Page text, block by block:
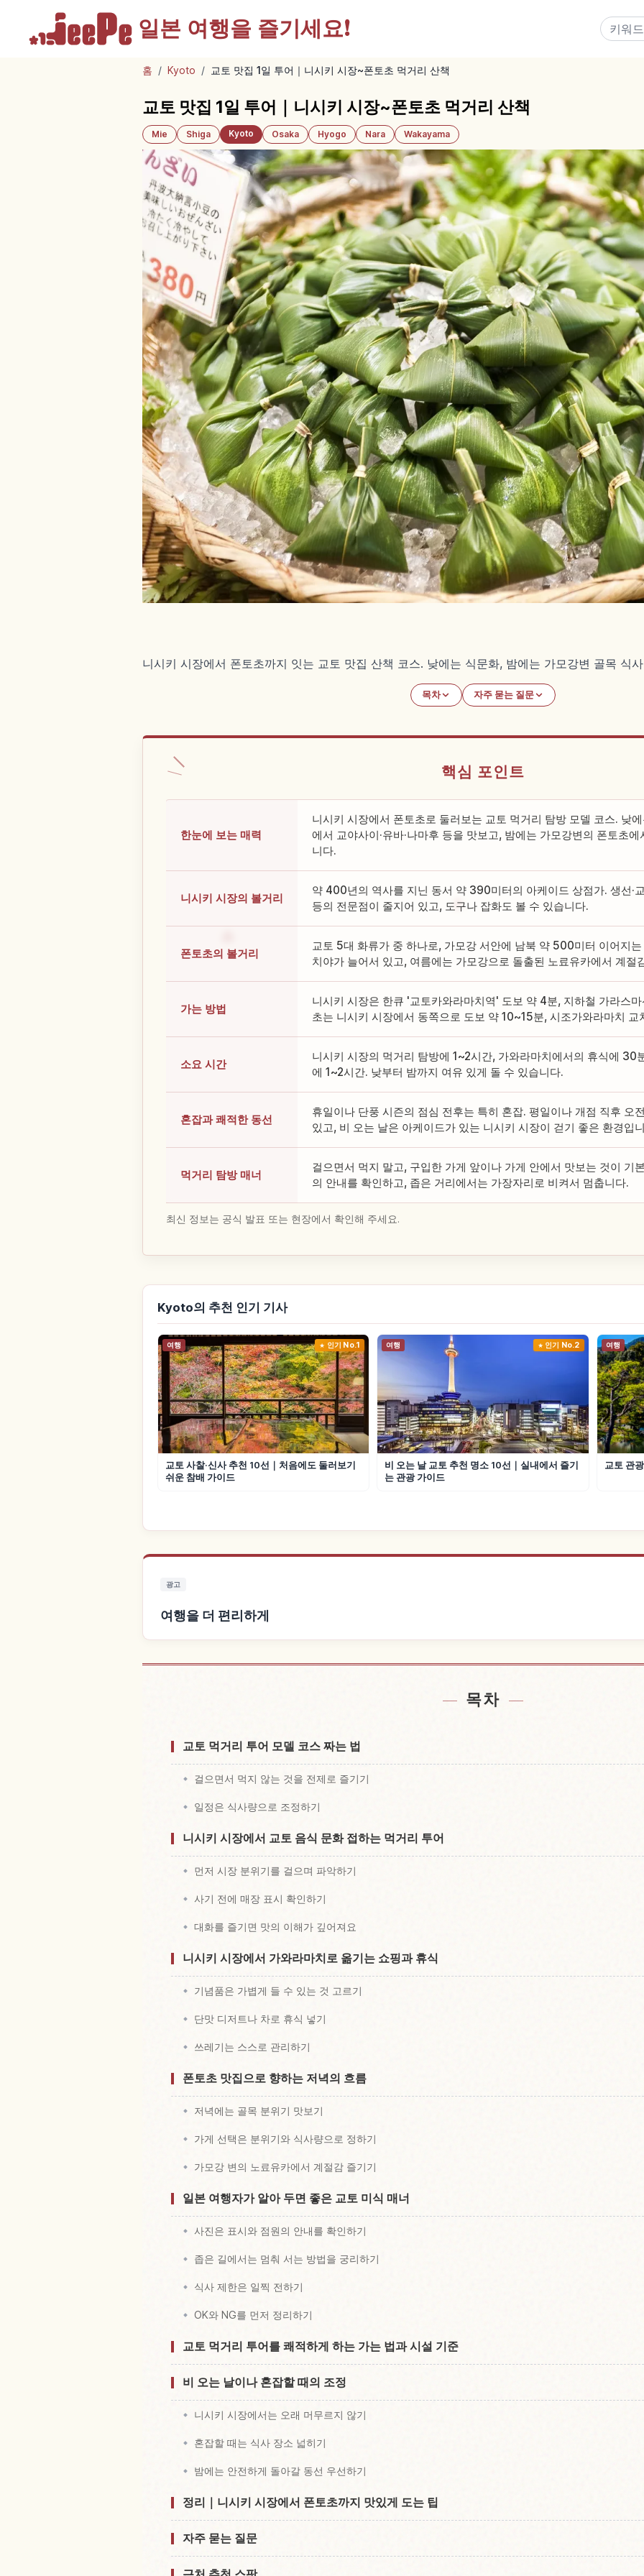
일본 여행을 즐기세요!
홈 / Kyoto / 교토 맛집 1일 투어｜니시키 시장~폰토초 먹거리 산책
교토 맛집 1일 투어｜니시키 시장~폰토초 먹거리 산책
Mie Shiga Kyoto Osaka Hyogo Nara Wakayama
니시키 시장에서 폰토초까지 잇는 교토 맛집 산책 코스. 낮에는 식문화, 밤에는 가모강변 골목 식
목차 자주 묻는 질문
핵심 포인트
한눈에 보는 매력
니시키 시장에서 폰토초로 둘러보는 교토 먹거리 탐방 모델 코스. 낮
에서 교야사이·유바·나마후 등을 맛보고, 밤에는 가모강변의 폰토초
니다.
니시키 시장의 볼거리
약 400년의 역사를 지닌 동서 약 390미터의 아케이드 상점가. 생선·교
등의 전문점이 줄지어 있고, 도구나 잡화도 볼 수 있습니다.
폰토초의 볼거리
교토 5대 화류가 중 하나로, 가모강 서안에 남북 약 500미터 이어지
치야가 늘어서 있고, 여름에는 가모강으로 돌출된 노료유카에서 계절
가는 방법
니시키 시장은 한큐 '교토카와라마치역' 도보 약 4분, 지하철 가라스
초는 니시키 시장에서 동쪽으로 도보 약 10~15분, 시조가와라마치 교
소요 시간
니시키 시장의 먹거리 탐방에 1~2시간, 가와라마치에서의 휴식에 30
에 1~2시간. 낮부터 밤까지 여유 있게 돌 수 있습니다.
혼잡과 쾌적한 동선
휴일이나 단풍 시즌의 점심 전후는 특히 혼잡. 평일이나 개점 직후 오
있고, 비 오는 날은 아케이드가 있는 니시키 시장이 걷기 좋은 환경입
먹거리 탐방 매너
걸으면서 먹지 말고, 구입한 가게 앞이나 가게 안에서 맛보는 것이 기
의 안내를 확인하고, 좁은 거리에서는 가장자리로 비켜서 멈춥니다.
최신 정보는 공식 발표 또는 현장에서 확인해 주세요.
Kyoto의 추천 인기 기사
여행 인기 No.1
교토 사찰·신사 추천 10선｜처음에도 둘러보기
쉬운 참배 가이드
여행 인기 No.2
비 오는 날 교토 추천 명소 10선｜실내에서 즐기
는 관광 가이드
여행
교토 관
광고
여행을 더 편리하게
목차
교토 먹거리 투어 모델 코스 짜는 법
걸으면서 먹지 않는 것을 전제로 즐기기
일정은 식사량으로 조정하기
니시키 시장에서 교토 음식 문화 접하는 먹거리 투어
먼저 시장 분위기를 걸으며 파악하기
사기 전에 매장 표시 확인하기
대화를 즐기면 맛의 이해가 깊어져요
니시키 시장에서 가와라마치로 옮기는 쇼핑과 휴식
기념품은 가볍게 들 수 있는 것 고르기
단맛 디저트나 차로 휴식 넣기
쓰레기는 스스로 관리하기
폰토초 맛집으로 향하는 저녁의 흐름
저녁에는 골목 분위기 맛보기
가게 선택은 분위기와 식사량으로 정하기
가모강 변의 노료유카에서 계절감 즐기기
일본 여행자가 알아 두면 좋은 교토 미식 매너
사진은 표시와 점원의 안내를 확인하기
좁은 길에서는 멈춰 서는 방법을 궁리하기
식사 제한은 일찍 전하기
OK와 NG를 먼저 정리하기
교토 먹거리 투어를 쾌적하게 하는 가는 법과 시설 기준
비 오는 날이나 혼잡할 때의 조정
니시키 시장에서는 오래 머무르지 않기
혼잡할 때는 식사 장소 넓히기
밤에는 안전하게 돌아갈 동선 우선하기
정리｜니시키 시장에서 폰토초까지 맛있게 도는 팁
자주 묻는 질문